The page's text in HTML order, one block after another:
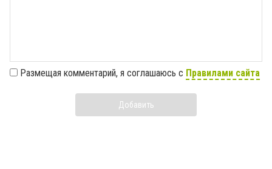
Размещая комментарий, я соглашаюсь с Правилами сайта
Добавить